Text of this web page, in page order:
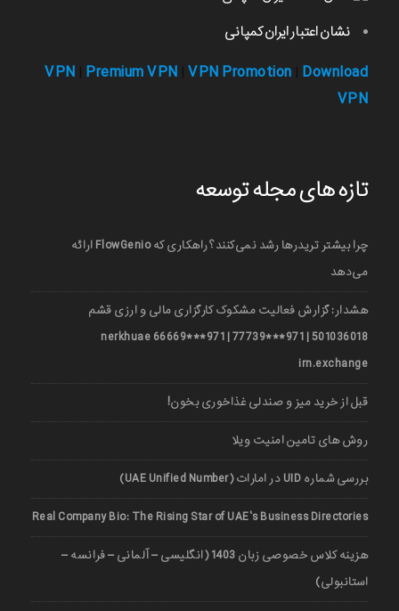
نشان اعتبار ایران کمپانی
VPN Premium VPN VPN Promotion Download
VPN
تازه های مجله توسعه
چرا بیشتر تریدرها رشد نمی‌کنند؟ راهکاری که FlowGenio ارائه
می‌دهد
هشدار: گزارش فعالیت مشکوک کارگزاری مالی و ارزی قشم
501036018 | 971***77739 | 971***66669 nerkhuae
irn.exchange
قبل از خرید میز و صندلی غذاخوری بخون!
روش های تامین امنیت ویلا
بررسی شماره UID در امارات (UAE Unified Number)
Real Company Bio: The Rising Star of UAE’s Business Directories
هزینه کلاس خصوصی زبان 1403 (انگلیسی – آلمانی – فرانسه –
استانبولی)